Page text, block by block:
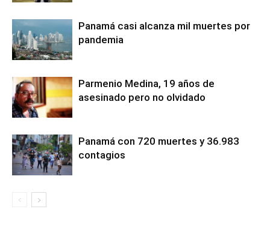
Panamá casi alcanza mil muertes por
pandemia
Parmenio Medina, 19 años de
asesinado pero no olvidado
Panamá con 720 muertes y 36.983
contagios